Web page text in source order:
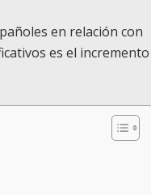
en relación con
es el incremento